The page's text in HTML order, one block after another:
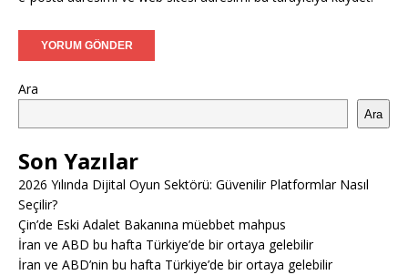
Ara
Ara
Son Yazılar
2026 Yılında Dijital Oyun Sektörü: Güvenilir Platformlar Nasıl
Seçilir?
Çin’de Eski Adalet Bakanına müebbet mahpus
İran ve ABD bu hafta Türkiye’de bir ortaya gelebilir
İran ve ABD’nin bu hafta Türkiye’de bir ortaya gelebilir